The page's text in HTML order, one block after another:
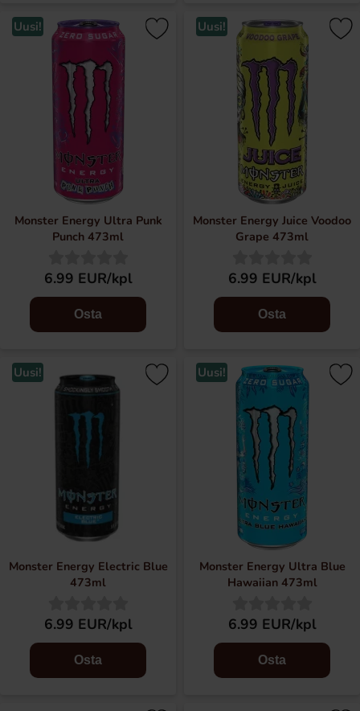
Uusi!
Monster Energy Ultra Punk
Punch 473ml
6.99 EUR/kpl
Osta
Uusi!
Monster Energy Juice Voodoo
Grape 473ml
6.99 EUR/kpl
Osta
Uusi!
Monster Energy Electric Blue
473ml
6.99 EUR/kpl
Osta
Uusi!
Monster Energy Ultra Blue
Hawaiian 473ml
6.99 EUR/kpl
Osta